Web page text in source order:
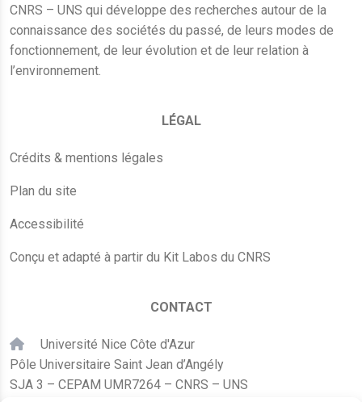
CNRS – UNS qui développe des recherches autour de la
connaissance des sociétés du passé, de leurs modes de
fonctionnement, de leur évolution et de leur relation à
l’environnement.
LÉGAL
Crédits & mentions légales
Plan du site
Accessibilité
Conçu et adapté à partir du Kit Labos du CNRS
CONTACT
Université Nice Côte d'Azur
Pôle Universitaire Saint Jean d’Angély
SJA 3 – CEPAM UMR7264 – CNRS – UNS